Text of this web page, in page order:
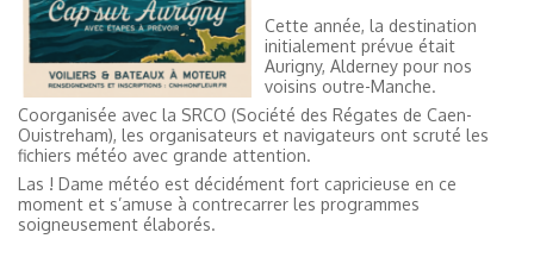
Cette année, la destination
initialement prévue était
Aurigny, Alderney pour nos
voisins outre-Manche.
Coorganisée avec la SRCO (Société des Régates de Caen-
Ouistreham), les organisateurs et navigateurs ont scruté les
fichiers météo avec grande attention.
Las ! Dame météo est décidément fort capricieuse en ce
moment et s’amuse à contrecarrer les programmes
soigneusement élaborés.